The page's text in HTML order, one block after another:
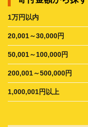
1万円以内
20,001～30,000円
50,001～100,000円
200,001～500,000円
1,000,001円以上